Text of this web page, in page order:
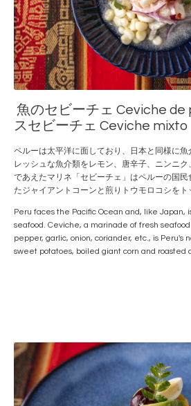
魚のセビーチェ Ceviche de
スセビーチェ Ceviche mixto
ペルーは太平洋に面しており、日本と同様に
レッシュな魚介類をレモン、唐辛子、ニンニ
であえたマリネ「セビーチェ」はペルーの国
たジャイアントコーンと煎りトウモロコシをト
Peru faces the Pacific Ocean and, like Japan,
seafood. Ceviche, a marinade of fresh
pepper, garlic, onion, coriander, etc., is Peru's
sweet potatoes, boiled giant corn and roasted